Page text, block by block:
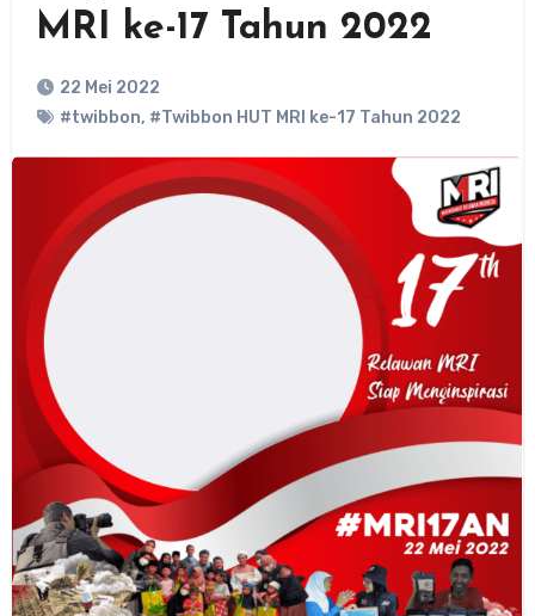
MRI ke-17 Tahun 2022
22 Mei 2022
#twibbon, #Twibbon HUT MRI ke-17 Tahun 2022